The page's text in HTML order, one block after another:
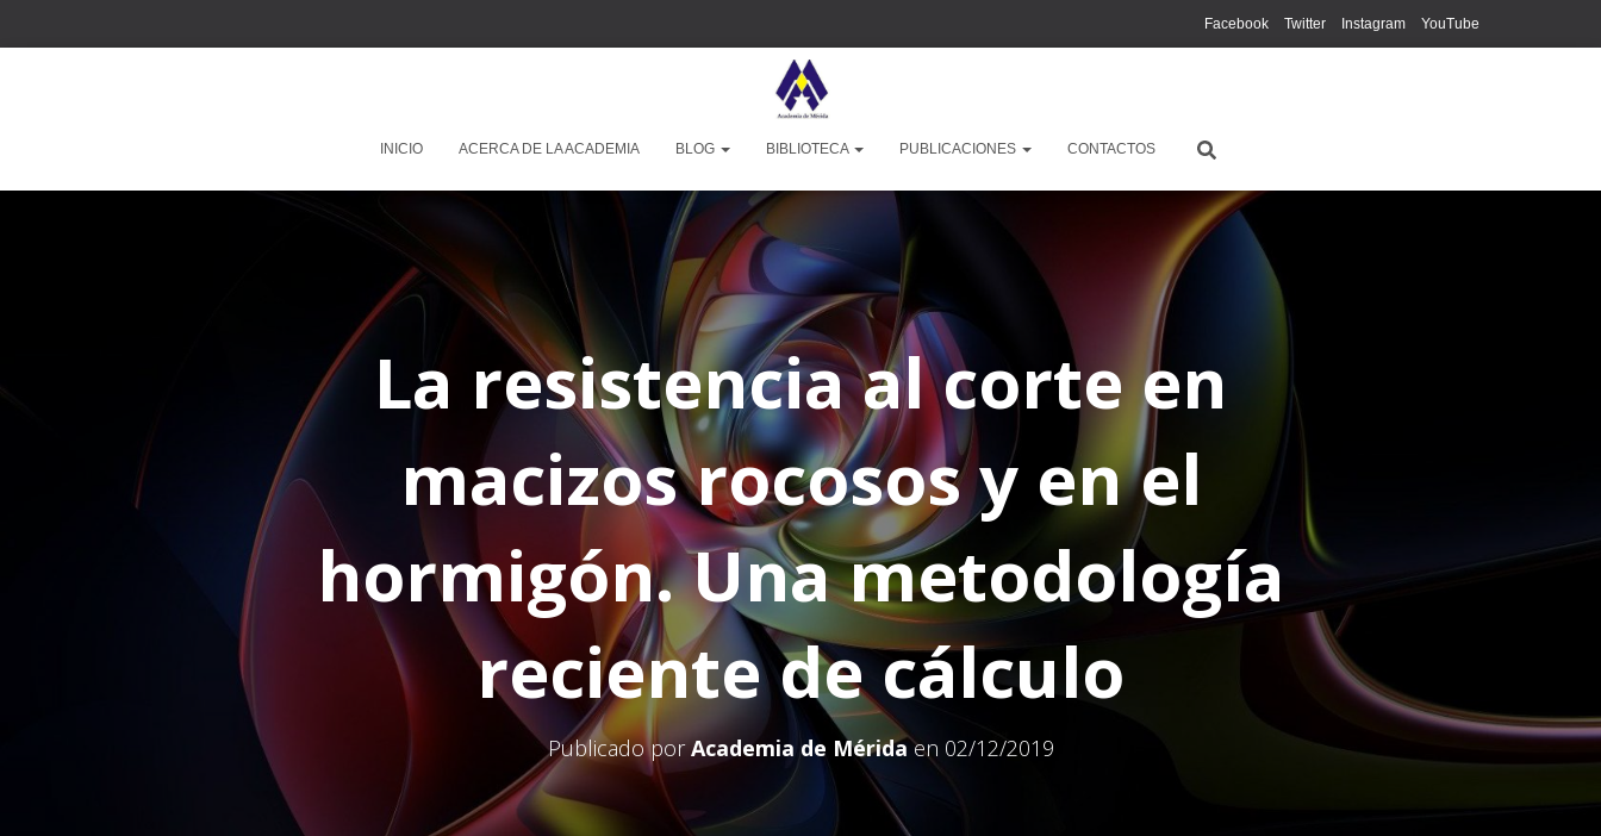
Facebook Twitter Instagram YouTube
INICIO ACERCA DE LA ACADEMIA BLOG BIBLIOTECA PUBLICACIONES CONTACTOS
La resistencia al corte en
macizos rocosos y en el
hormigón. Una metodología
reciente de cálculo
Publicado porAcademia de Méridaen 02/12/2019